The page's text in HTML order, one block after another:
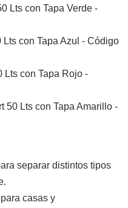
Lts con Tapa Verde -
con Tapa Azul - Código
Lts con Tapa Rojo -
50 Lts con Tapa Amarillo -
separar distintos tipos
casas y